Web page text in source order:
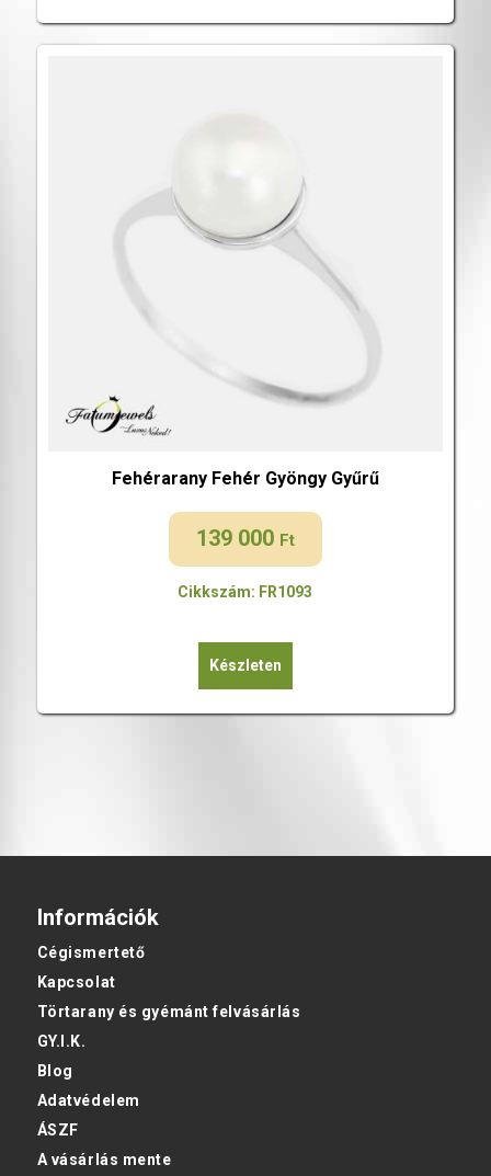
Fehérarany Fehér Gyöngy Gyűrű
139 000 Ft
Cikkszám: FR1093
Készleten
Információk
Cégismertető
Kapcsolat
Törtarany és gyémánt felvásárlás
GY.I.K.
Blog
Adatvédelem
ÁSZF
A vásárlás mente